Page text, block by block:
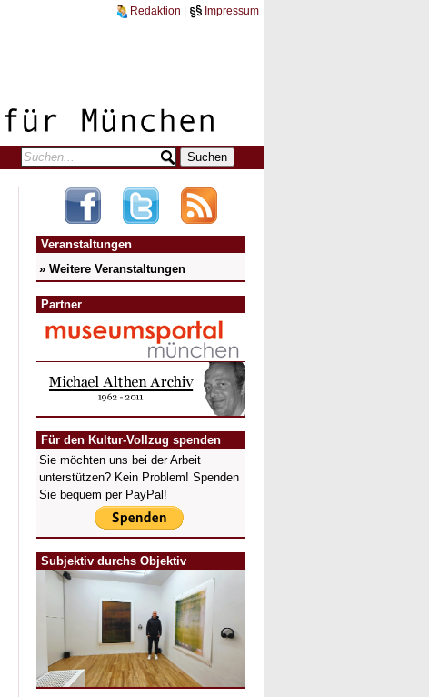
Redaktion Impressum
Veranstaltungen
» Weitere Veranstaltungen
Partner
Für den Kultur-Vollzug spenden
Sie möchten uns bei der Arbeit
unterstützen? Kein Problem! Spenden
Sie bequem per PayPal!
Subjektiv durchs Objektiv